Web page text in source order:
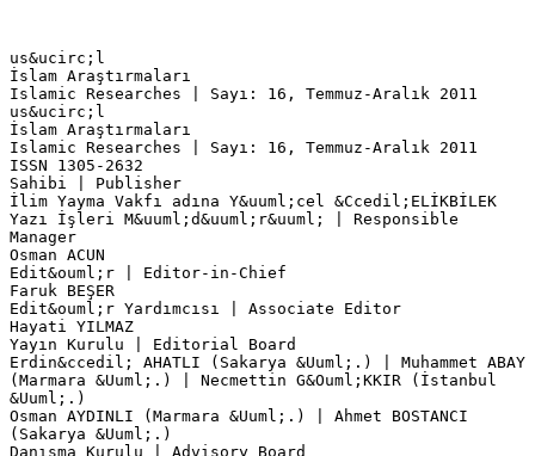
us&ucirc;l
İslam Araştırmaları
Islamic Researches | Sayı: 16, Temmuz-Aralık 2011
us&ucirc;l
İslam Araştırmaları
Islamic Researches | Sayı: 16, Temmuz-Aralık 2011
ISSN 1305-2632
Sahibi | Publisher
İlim Yayma Vakfı adına Y&uuml;cel &Ccedil;ELİKBİLEK
Yazı İşleri M&uuml;d&uuml;r&uuml; | Responsible
Manager
Osman ACUN
Edit&ouml;r | Editor-in-Chief
Faruk BEŞER
Edit&ouml;r Yardımcısı | Associate Editor
Hayati YILMAZ
Yayın Kurulu | Editorial Board
Erdin&ccedil; AHATLI (Sakarya &Uuml;.) | Muhammet ABAY
(Marmara &Uuml;.) | Necmettin G&Ouml;KKIR (İstanbul
&Uuml;.)
Osman AYDINLI (Marmara &Uuml;.) | Ahmet BOSTANCI
(Sakarya &Uuml;.)
Danışma Kurulu | Advisory Board